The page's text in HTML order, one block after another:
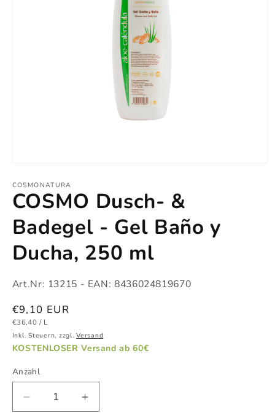
in
Modal
öffnen
COSMONATURA
COSMO Dusch- &
Badegel - Gel Baño y
Ducha, 250 ml
Art.Nr: 13215 - EAN: 8436024819670
Normaler
Preis
€9,10 EUR
GRUNDPREIS
€36,40 / PRO
L
Inkl. Steuern, zzgl.Versand
KOSTENLOSER Versand ab 60€
Anzahl
Verringere
Erhöhe